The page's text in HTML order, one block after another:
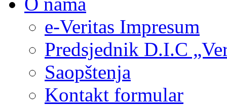
e-Veritas Impresum
Predsjednik D.I.C
Saopštenja
Kontakt formular